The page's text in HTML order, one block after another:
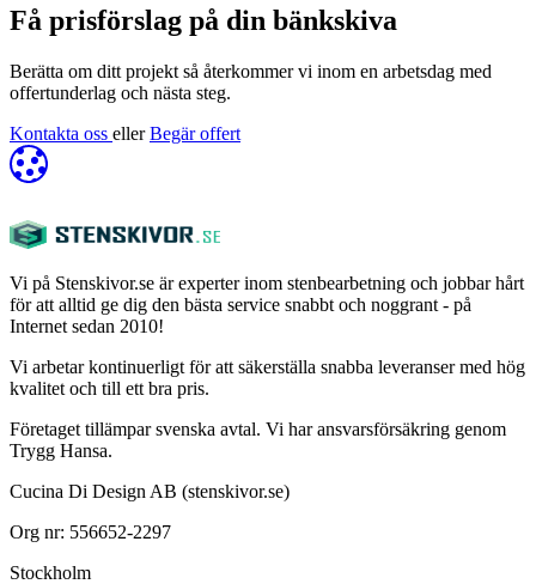
Få prisförslag på din bänkskiva
Berätta om ditt projekt så återkommer vi inom en arbetsdag med
offertunderlag och nästa steg.
Kontakta oss eller Begär offert
Vi på Stenskivor.se är experter inom stenbearbetning och jobbar hårt
för att alltid ge dig den bästa service snabbt och noggrant - på
Internet sedan 2010!
Vi arbetar kontinuerligt för att säkerställa snabba leveranser med hög
kvalitet och till ett bra pris.
Företaget tillämpar svenska avtal. Vi har ansvarsförsäkring genom
Trygg Hansa.
Cucina Di Design AB (stenskivor.se)
Org nr: 556652-2297
Stockholm